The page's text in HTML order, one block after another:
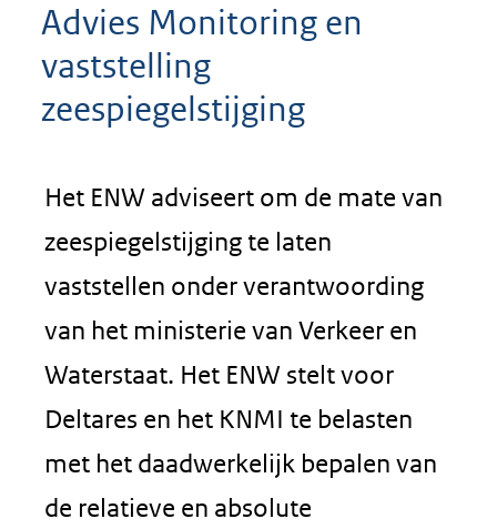
Advies Monitoring en
vaststelling
zeespiegelstijging
Het ENW adviseert om de mate van
zeespiegelstijging te laten
vaststellen onder verantwoording
van het ministerie van Verkeer en
Waterstaat. Het ENW stelt voor
Deltares en het KNMI te belasten
met het daadwerkelijk bepalen van
de relatieve en absolute